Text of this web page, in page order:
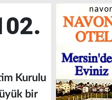
Kurulu
bir